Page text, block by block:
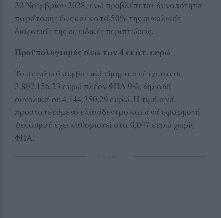
30 Νοεμβρίου 2028, ενώ προβλέπεται δυνατότητα
παράτασης έως και κατά 50% της συνολικής
διάρκειάς της σε ειδικές περιπτώσεις.
Προϋπολογισμός άνω των 4 εκατ. ευρώ
Το συνολικό συμβατικό τίμημα ανέρχεται σε
3.802.156,23 ευρώ πλέον ΦΠΑ 9%, δηλαδή
συνολικά σε 4.144.350,29 ευρώ. Η τιμή ανά
προστατευόμενο ελαιόδεντρο και ανά εφαρμογή
ψεκασμού έχει καθοριστεί στα 0,047 ευρώ χωρίς
ΦΠΑ.